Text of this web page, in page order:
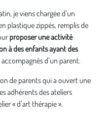
je viens chargée d’un
plastique zippés, remplis de
proposer une activité
à des enfants ayant des
accompagnés d’un parent.
de parents qui a ouvert une
adhérents des ateliers
« d’art thérapie ».